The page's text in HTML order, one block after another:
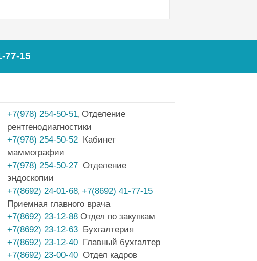
77-15
+7(978) 254-50-51, Отделение
рентгенодиагностики
+7(978) 254-50-52 Кабинет
маммографии
+7(978) 254-50-27 Отделение
эндоскопии
+7(8692) 24-01-68, +7(8692) 41-77-15
Приемная главного врача
+7(8692) 23-12-88 Отдел по закупкам
+7(8692) 23-12-63 Бухгалтерия
+7(8692) 23-12-40 Главный бухгалтер
+7(8692) 23-00-40 Отдел кадров